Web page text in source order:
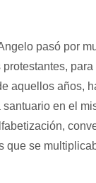
pasó por
aquellos años,
en el
que se